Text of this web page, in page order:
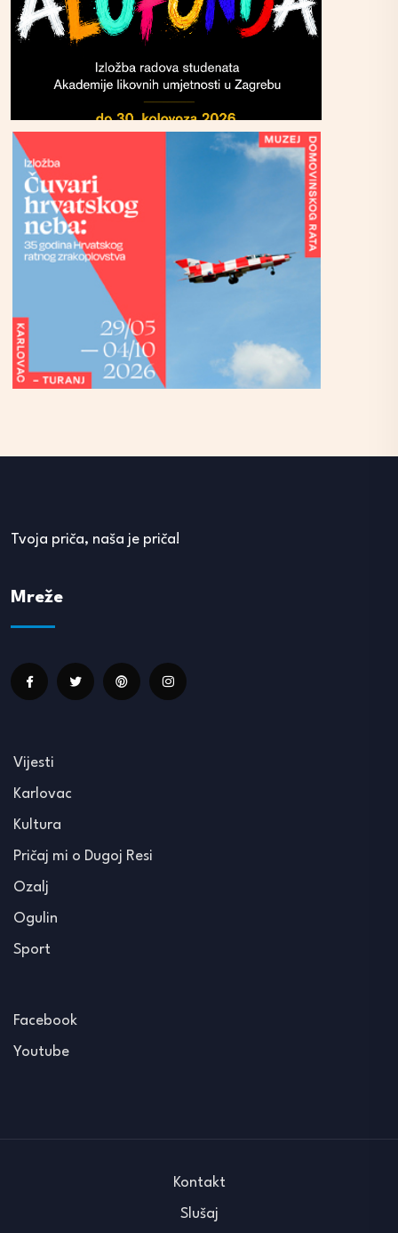
Tvoja priča, naša je priča!
Mreže
Vijesti
Karlovac
Kultura
Pričaj mi o Dugoj Resi
Ozalj
Ogulin
Sport
Facebook
Youtube
Kontakt
Slušaj